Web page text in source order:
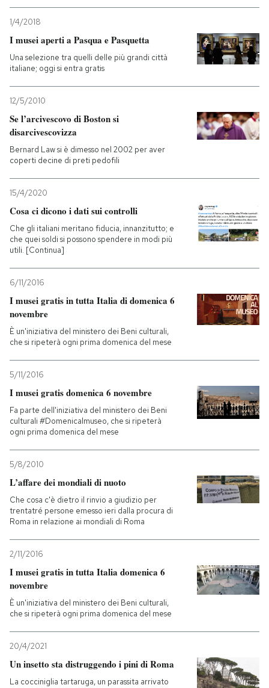
1/4/2018
I musei aperti a Pasqua e Pasquetta
Una selezione tra quelli delle più grandi città
italiane; oggi si entra gratis
12/5/2010
Se l’arcivescovo di Boston si
disarcivescovizza
Bernard Law si è dimesso nel 2002 per aver
coperti decine di preti pedofili
15/4/2020
Cosa ci dicono i dati sui controlli
Che gli italiani meritano fiducia, innanzitutto; e
che quei soldi si possono spendere in modi più
utili. [Continua]
6/11/2016
I musei gratis in tutta Italia di domenica 6
novembre
È un'iniziativa del ministero dei Beni culturali,
che si ripeterà ogni prima domenica del mese
5/11/2016
I musei gratis domenica 6 novembre
Fa parte dell'iniziativa del ministero dei Beni
culturali #Domenicalmuseo, che si ripeterà
ogni prima domenica del mese
5/8/2010
L’affare dei mondiali di nuoto
Che cosa c'è dietro il rinvio a giudizio per
trentatré persone emesso ieri dalla procura di
Roma in relazione ai mondiali di Roma
2/11/2016
I musei gratis in tutta Italia domenica 6
novembre
È un'iniziativa del ministero dei Beni culturali,
che si ripeterà ogni prima domenica del mese
20/4/2021
Un insetto sta distruggendo i pini di Roma
La cocciniglia tartaruga, un parassita arrivato